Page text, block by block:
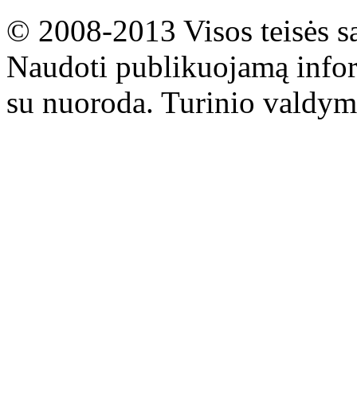
© 2008-2013 Visos teisės
Naudoti publikuojamą
su nuoroda. Turinio